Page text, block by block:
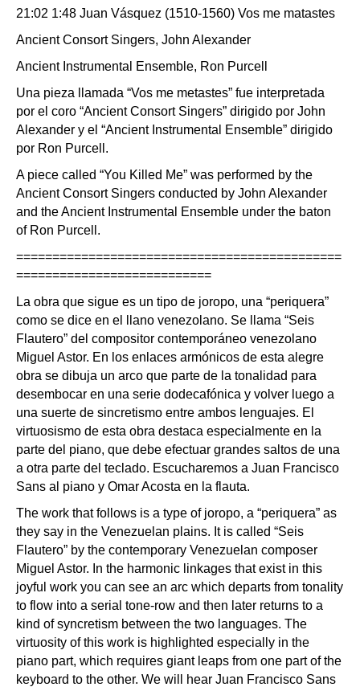
21:02 1:48 Juan Vásquez (1510-1560) Vos me matastes
Ancient Consort Singers, John Alexander
Ancient Instrumental Ensemble, Ron Purcell
Una pieza llamada “Vos me metastes” fue interpretada
por el coro “Ancient Consort Singers” dirigido por John
Alexander y el “Ancient Instrumental Ensemble” dirigido
por Ron Purcell.
A piece called “You Killed Me” was performed by the
Ancient Consort Singers conducted by John Alexander
and the Ancient Instrumental Ensemble under the baton
of Ron Purcell.
=============================================
===========================
La obra que sigue es un tipo de joropo, una “periquera”
como se dice en el llano venezolano. Se llama “Seis
Flautero” del compositor contemporáneo venezolano
Miguel Astor. En los enlaces armónicos de esta alegre
obra se dibuja un arco que parte de la tonalidad para
desembocar en una serie dodecafónica y volver luego a
una suerte de sincretismo entre ambos lenguajes. El
virtuosismo de esta obra destaca especialmente en la
parte del piano, que debe efectuar grandes saltos de una
a otra parte del teclado. Escucharemos a Juan Francisco
Sans al piano y Omar Acosta en la flauta.
The work that follows is a type of joropo, a “periquera” as
they say in the Venezuelan plains. It is called “Seis
Flautero” by the contemporary Venezuelan composer
Miguel Astor. In the harmonic linkages that exist in this
joyful work you can see an arc which departs from tonality
to flow into a serial tone-row and then later returns to a
kind of syncretism between the two languages. The
virtuosity of this work is highlighted especially in the
piano part, which requires giant leaps from one part of the
keyboard to the other. We will hear Juan Francisco Sans